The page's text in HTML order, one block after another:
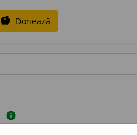
savings Donează
info